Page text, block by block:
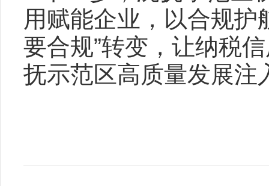
用赋能企业，以合规护
要合规”转变，让纳税
抚示范区高质量发展注